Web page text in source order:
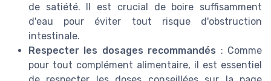
de satiété. Il est crucial de boire suffisamment
d'eau pour éviter tout risque d'obstruction
intestinale.
Respecter les dosages recommandés : Comme
pour tout complément alimentaire, il est essentiel